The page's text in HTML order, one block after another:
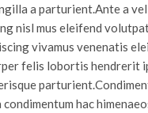
a parturient.Ante a
nisl mus eleifend
vivamus venenatis
felis lobortis hendrerit
hac